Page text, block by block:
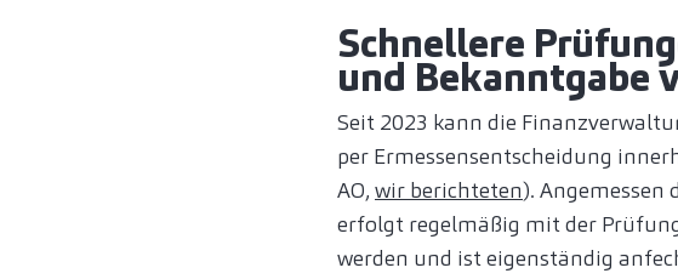
Schnellere
und Bekanntgabe
Seit 2023 kann die
per Ermessensentscheidung
AO, wir berichteten). Angemessen
erfolgt regelmäßig mit der
werden und ist eigenständig